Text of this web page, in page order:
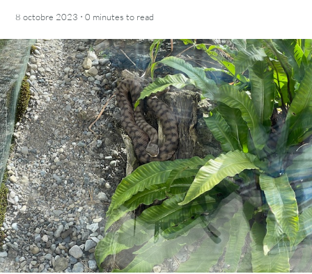
8 octobre 2023 ·0 minutes to read